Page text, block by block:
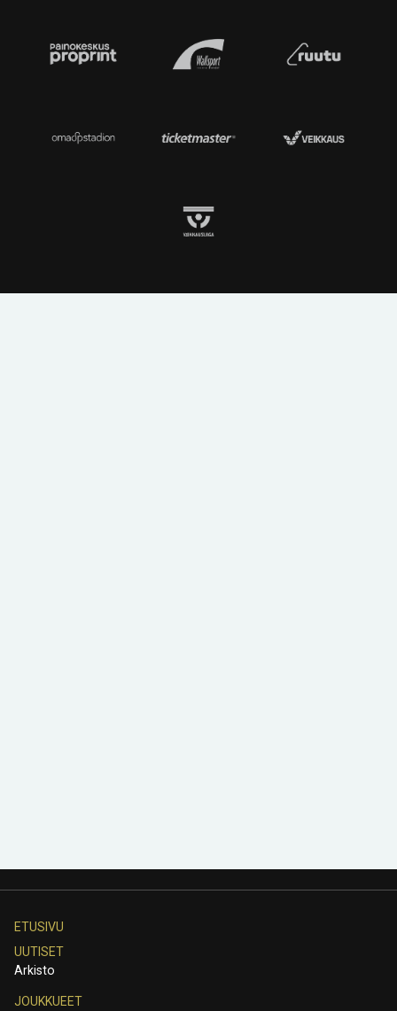
ETUSIVU
UUTISET
Arkisto
JOUKKUEET